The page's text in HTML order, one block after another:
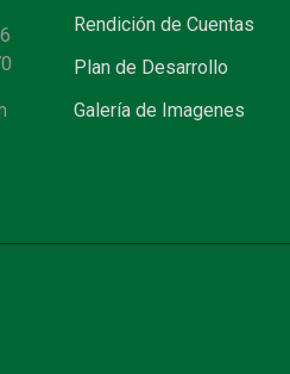
Rendición de Cuentas
Plan de Desarrollo
Galería de Imagenes